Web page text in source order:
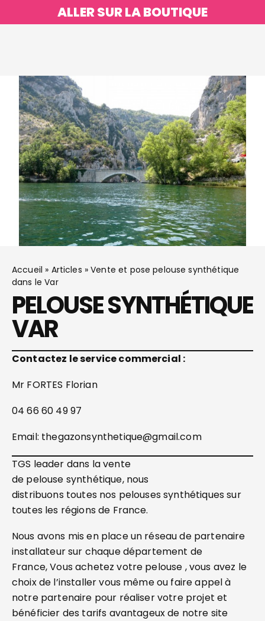
ALLER SUR LA BOUTIQUE
Accueil » Articles »Vente et pose pelouse synthétique
dans le Var
PELOUSE SYNTHÉTIQUE
VAR
Contactez le service commercial :
Mr FORTES Florian
04 66 60 49 97
Email: thegazonsynthetique@gmail.com
TGS leader dans la vente
de pelouse synthétique, nous
distribuons toutes nos pelouses synthétiques sur
toutes les régions de France.
Nous avons mis en place un réseau de partenaire
installateur sur chaque département de
France, Vous achetez votre pelouse , vous avez le
choix de l’installer vous même ou faire appel à
notre partenaire pour réaliser votre projet et
bénéficier des tarifs avantageux de notre site